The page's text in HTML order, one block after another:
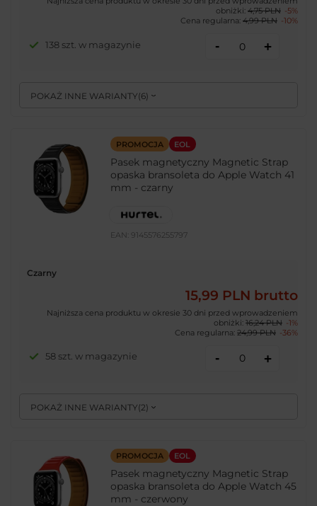
POKAŻ INNE WARIANTY(6)
obniżki: 4,75 PLN -5%
Cena regularna: 4,99 PLN -10%
138 szt. w magazynie - +
PROMOCJA EOL
Pasek magnetyczny Magnetic Strap
opaska bransoleta do Apple Watch 41
mm - czarny
EAN: 9145576255797
POKAŻ INNE WARIANTY(2)
Czarny
15,99 PLN brutto
Najniższa cena produktu w okresie 30 dni przed wprowadzeniem
obniżki: 16,24 PLN -1%
Cena regularna: 24,99 PLN -36%
58 szt. w magazynie - +
PROMOCJA EOL
Pasek magnetyczny Magnetic Strap
opaska bransoleta do Apple Watch 45
mm - czerwony